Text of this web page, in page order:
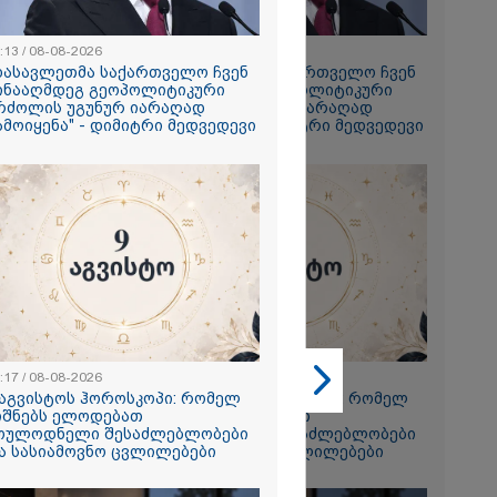
- რა
ამ
სანაპიროზე
საფრენი
"დასავლეთმა საქართველო ჩვენ
წინააღმდეგ გეოპოლიტიკური
ბრძოლის უგუნურ იარაღად
გამოიყენა" - დიმიტრი მედვედევი
9 აგვისტოს ჰოროსკოპი: რომელ
ნიშნებს ელოდებათ
მოულოდნელი შესაძლებლობები
და სასიამოვნო ცვლილებები
/ 08-08-2026
საქართველო ჩვენ
გეოპოლიტიკური
უგუნურ იარაღად
- დიმიტრი მედვედევი
/ 08-08-2026
ჰოროსკოპი: რომელ
ელოდებათ
შესაძლებლობები
სასიამოვნო ცვლილებები